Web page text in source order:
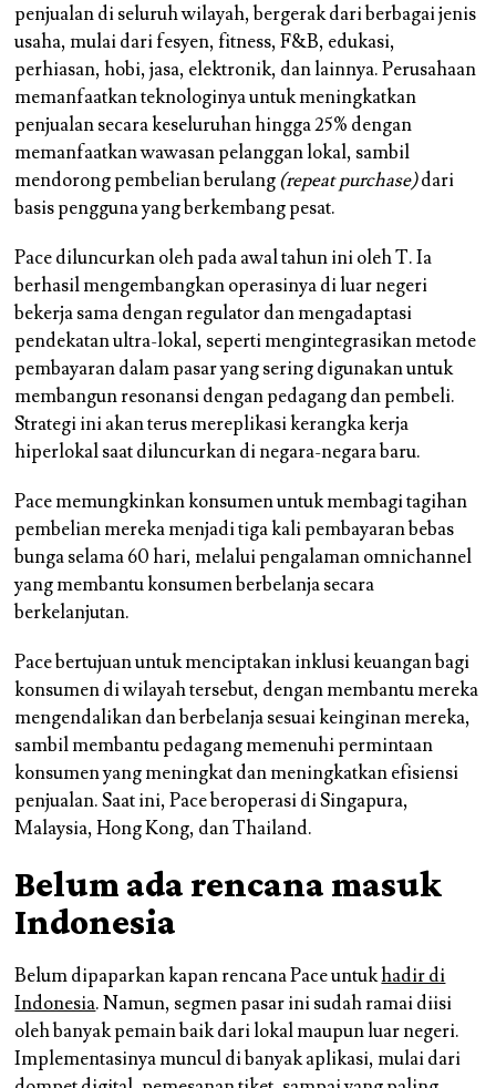
penjualan di seluruh wilayah, bergerak dari berbagai jenis
usaha, mulai dari fesyen, fitness, F&B, edukasi,
perhiasan, hobi, jasa, elektronik, dan lainnya. Perusahaan
memanfaatkan teknologinya untuk meningkatkan
penjualan secara keseluruhan hingga 25% dengan
memanfaatkan wawasan pelanggan lokal, sambil
mendorong pembelian berulang(repeat purchase)dari
basis pengguna yang berkembang pesat.
Pace diluncurkan oleh pada awal tahun ini oleh T. Ia
berhasil mengembangkan operasinya di luar negeri
bekerja sama dengan regulator dan mengadaptasi
pendekatan ultra-lokal, seperti mengintegrasikan metode
pembayaran dalam pasar yang sering digunakan untuk
membangun resonansi dengan pedagang dan pembeli.
Strategi ini akan terus mereplikasi kerangka kerja
hiperlokal saat diluncurkan di negara-negara baru.
Pace memungkinkan konsumen untuk membagi tagihan
pembelian mereka menjadi tiga kali pembayaran bebas
bunga selama 60 hari, melalui pengalaman omnichannel
yang membantu konsumen berbelanja secara
berkelanjutan.
Pace bertujuan untuk menciptakan inklusi keuangan bagi
konsumen di wilayah tersebut, dengan membantu mereka
mengendalikan dan berbelanja sesuai keinginan mereka,
sambil membantu pedagang memenuhi permintaan
konsumen yang meningkat dan meningkatkan efisiensi
penjualan. Saat ini, Pace beroperasi di Singapura,
Malaysia, Hong Kong, dan Thailand.
Belum ada rencana masuk
Indonesia
Belum dipaparkan kapan rencana Pace untukhadir di
Indonesia. Namun, segmen pasar ini sudah ramai diisi
oleh banyak pemain baik dari lokal maupun luar negeri.
Implementasinya muncul di banyak aplikasi, mulai dari